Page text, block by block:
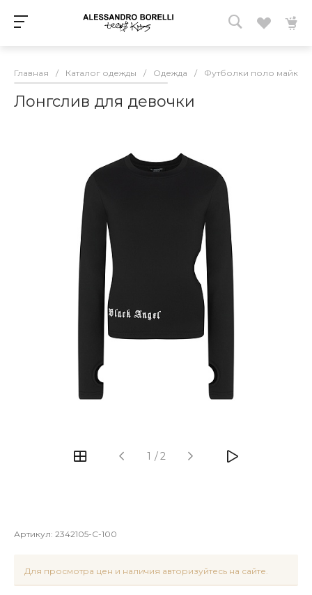
Главная / Каталог одежды / Одежда / Футболки поло майки
Лонгслив для девочки
1 /2
Артикул: 2342105-C-100
Для просмотра цен и наличия авторизуйтесь на сайте.